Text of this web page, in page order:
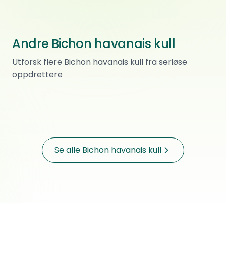
Andre Bichon havanais kull
Utforsk flere Bichon havanais kull fra seriøse
oppdrettere
Bichon havanais
Bichon havanais ·Renraset
Åpen og ærlig
Kull V
Bichon havanais
Planlagt
Kull U
Se alle Bichon havanais kull